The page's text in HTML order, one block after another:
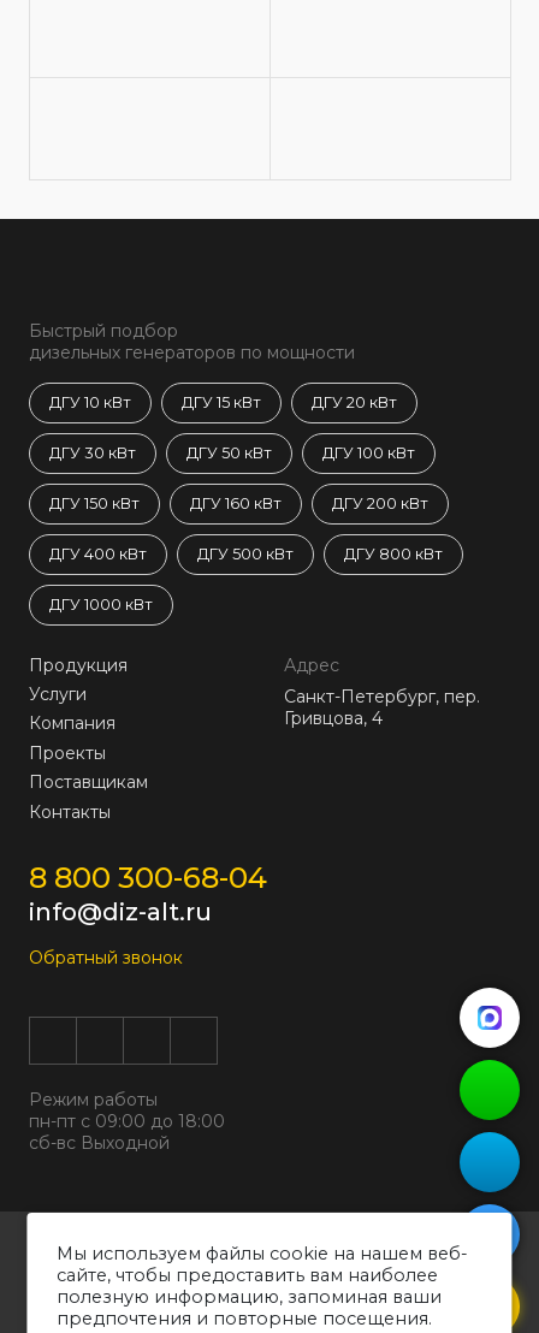
Быстрый подбор
дизельных генераторов по мощности
ДГУ 10 кВт ДГУ 15 кВт ДГУ 20 кВт
ДГУ 30 кВт ДГУ 50 кВт ДГУ 100 кВт
ДГУ 150 кВт ДГУ 160 кВт ДГУ 200 кВт
ДГУ 400 кВт ДГУ 500 кВт ДГУ 800 кВт
ДГУ 1000 кВт
Продукция
Услуги
Компания
Проекты
Поставщикам
Контакты
Адрес
Санкт-Петербург, пер.
Гривцова, 4
8 800 300-68-04
info@diz-alt.ru
Обратный звонок
Режим работы
пн-пт с 09:00 до 18:00
сб-вс Выходной
Все права защищены © 2026
ООО "ДИЗАЛЬТ"
ИНН 6318069799 ОГРН 1226300038194
Политика конфиденциальности
Мы используем файлы cookie на нашем веб-
сайте, чтобы предоставить вам наиболее
полезную информацию, запоминая ваши
предпочтения и повторные посещения.